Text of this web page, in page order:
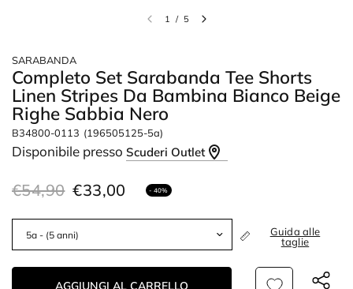
1 / 5
SARABANDA
Completo Set Sarabanda Tee Shorts
Linen Stripes Da Bambina Bianco Beige
Righe Sabbia Nero
B34800-0113 (196505125-5a)
Disponibile pressoScuderi Outlet
€54,90 €33,00 - 40%
Guida alle
taglie
AGGIUNGI AL CARRELLO